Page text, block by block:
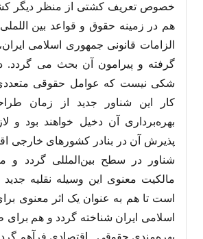
خصوص تعریف کشتی از منظر دیگر
هم در زمینه حقوق و قواعد بین
الزامات قانونی جمهوری اسلامی
گرفته و پیرامون آن بحث می گردد.
شکی نیست که عوامل حقوقی
کار این شناور جدید از زمان
بهره‌‌برداری آن دخیل خواهند بود و
پذیرش آن در بنادر کشورهای خارجی
شناور در سطح بین‌المللی گردد و
مالکیت معنوی این وسیله نقلیه
است تا هم به عنوان یک اثر معنوی
اسلامی ایران شناخته گردد و هم